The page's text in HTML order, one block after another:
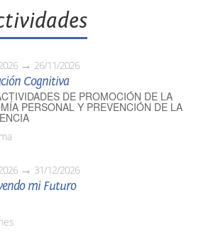
26/11/2026
Cognitiva
DE PROMOCIÓN DE LA
PERSONAL Y PREVENCIÓN DE LA
31/12/2026
mi Futuro